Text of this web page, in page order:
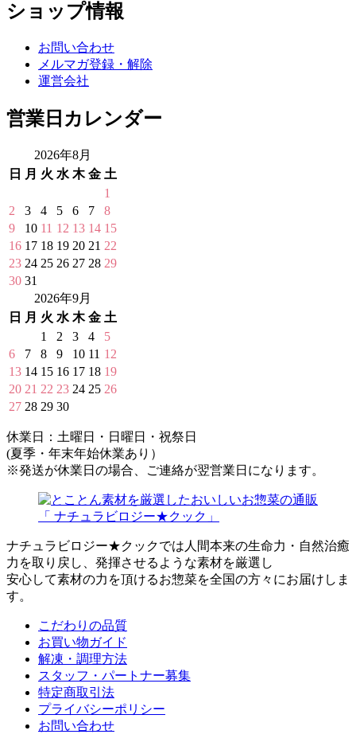
ショップ情報
お問い合わせ
メルマガ登録・解除
運営会社
営業日カレンダー
2026年8月
日
月 火 水 木 金 土
1
2
3 4 5 6 7
8
9
10 11 12 13 14 15
16 17 18 19 20 21 22
23 24 25 26 27 28 29
30 31
2026年9月
日
月 火 水 木 金 土
1
2 3 4
5
6
7 8 9 10 11 12
13 14 15 16 17 18 19
20 21 22 23 24 25 26
27 28 29 30
休業日：土曜日・日曜日・祝祭日
(夏季・年末年始休業あり）
※発送が休業日の場合、ご連絡が翌営業日になります。
ナチュラビロジー★クックでは人間本来の生命力・自然治癒
力を取り戻し、発揮させるような素材を厳選し
安心して素材の力を頂けるお惣菜を全国の方々にお届けしま
す。
こだわりの品質
お買い物ガイド
解凍・調理方法
スタッフ・パートナー募集
特定商取引法
プライバシーポリシー
お問い合わせ